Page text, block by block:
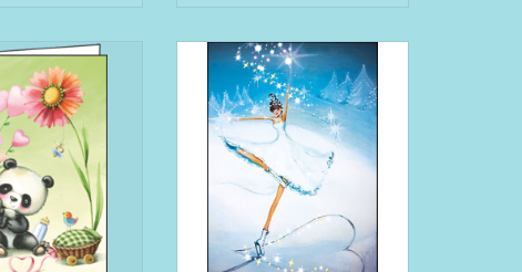
WK EG 1-8551
AAN WINKELWAGEN
Edition Gollong WK EG 101-1248
TOEVOEGEN AAN WINKELWAGEN